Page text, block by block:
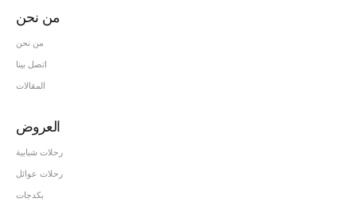
من نحن
من نحن
اتصل بينا
المقالات
العروض
رحلات شبابية
رحلات عوائل
بكدجات